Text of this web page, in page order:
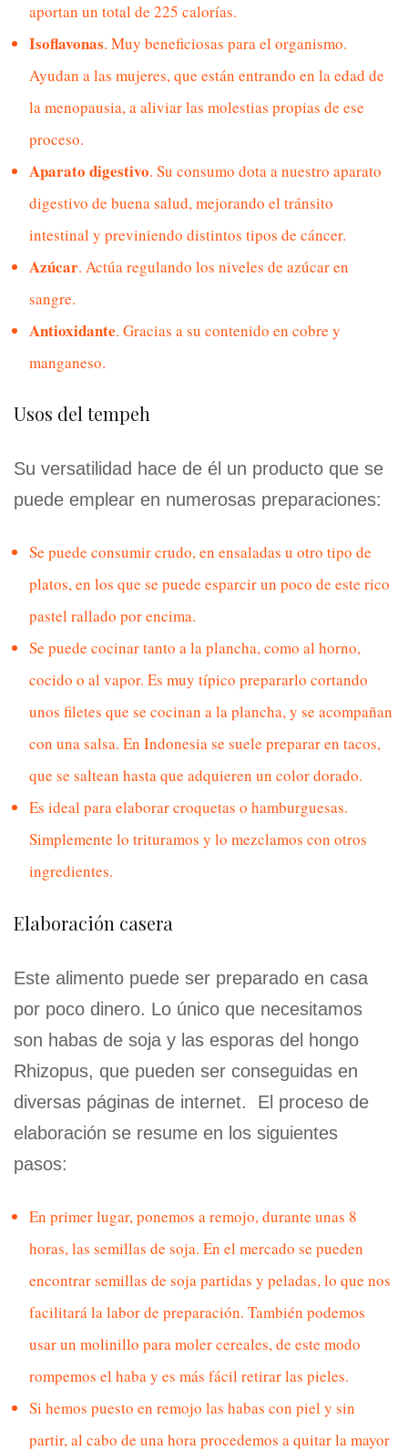
aportan un total de 225 calorías.
Isoflavonas. Muy beneficiosas para el organismo.
Ayudan a las mujeres, que están entrando en la edad de
la menopausia, a aliviar las molestias propias de ese
proceso.
Aparato digestivo. Su consumo dota a nuestro aparato
digestivo de buena salud, mejorando el tránsito
intestinal y previniendo distintos tipos de cáncer.
Azúcar. Actúa regulando los niveles de azúcar en
sangre.
Antioxidante. Gracias a su contenido en cobre y
manganeso.
Usos del tempeh
Su versatilidad hace de él un producto que se
puede emplear en numerosas preparaciones:
Se puede consumir crudo, en ensaladas u otro tipo de
platos, en los que se puede esparcir un poco de este rico
pastel rallado por encima.
Se puede cocinar tanto a la plancha, como al horno,
cocido o al vapor. Es muy típico prepararlo cortando
unos filetes que se cocinan a la plancha, y se acompañan
con una salsa. En Indonesia se suele preparar en tacos,
que se saltean hasta que adquieren un color dorado.
Es ideal para elaborar croquetas o hamburguesas.
Simplemente lo trituramos y lo mezclamos con otros
ingredientes.
Elaboración casera
Este alimento puede ser preparado en casa
por poco dinero. Lo único que necesitamos
son habas de soja y las esporas del hongo
Rhizopus, que pueden ser conseguidas en
diversas páginas de internet. El proceso de
elaboración se resume en los siguientes
pasos:
En primer lugar, ponemos a remojo, durante unas 8
horas, las semillas de soja. En el mercado se pueden
encontrar semillas de soja partidas y peladas, lo que nos
facilitará la labor de preparación. También podemos
usar un molinillo para moler cereales, de este modo
rompemos el haba y es más fácil retirar las pieles.
Si hemos puesto en remojo las habas con piel y sin
partir, al cabo de una hora procedemos a quitar la mayor